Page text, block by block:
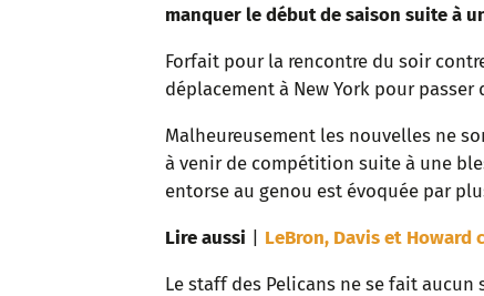
c
e
o
i
t
e
manquer le début de saison suite à
Forfait pour la rencontre du soir
déplacement à New York pour
Malheureusement les nouvelles ne
à venir de compétition suite à une
entorse au genou est évoquée par
Lire aussi LeBron, Davis et Howard
Le staff des Pelicans ne se fait